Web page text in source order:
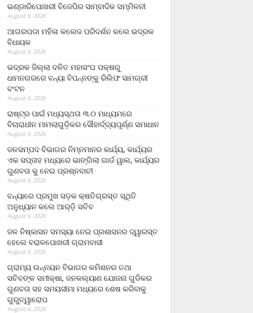
ଭଣ୍ଡାରିପୋଖରୀ ବିଜେପିର ସାମ୍ବାଦିକ ସମ୍ମିଳନୀ
August 6, 2026
ଆଗରପଡା ମହିଳା କଲେଜ ପରିଦର୍ଶନ କଲେ ଭଦ୍ରକ
ବିଧାୟକ
August 6, 2026
ଭଦ୍ରକ ଜିଲ୍ଲା ଦଳିତ ମହାସଂଘ ପକ୍ଷରୁ
ଧାମନଗରରେ ବନ୍ୟା ବିପନ୍ନଙ୍କୁ ରିଲିଫ ସାମଗ୍ରୀ
ବଂଟନ
August 6, 2026
ରାଷ୍ଟ୍ର ପାଇଁ ମଧ୍ୟସ୍ଥତା ୩.୦ ମାଧ୍ୟମରେ
ବିଚାରାଧୀନ ମାମଲାଗୁଡ଼ିକର ସୌହାର୍ଦ୍ଦ୍ୟପୂର୍ଣ୍ଣ ସମାଧାନ
August 6, 2026
ଜଳସମ୍ପଦ ବିଭାଗର ନିମ୍ନମାନର କାର୍ଯ୍ୟ, କାର୍ଯ୍ୟର
ଏକ ସପ୍ତାହ ମଧ୍ୟରେ ଭାଙ୍ଗିଲା ଗାର୍ଡ ୱାଲ, କାର୍ଯ୍ୟର
ଗୁଣବତା କୁ ନେଇ ପ୍ରଶ୍ନବାଚୀ
August 6, 2026
ବନ୍ୟାରେ ପ୍ରମୁଖ ସଡ଼କ କ୍ଷତିଗ୍ରସ୍ତ ସ୍ଥିତି
ଅନୁଧ୍ୟାନ କଲେ ଆର୍‌ଡ଼ି ସଚିବ
August 6, 2026
ଜଳ ନିଷ୍କାସନ ସମସ୍ୟା ନେଇ ପ୍ରଶାସନର ଦ୍ୱାରସ୍ତ
ହେଲେ ବରାଳପୋଖରୀ ଗ୍ରାମବାସୀ
August 6, 2026
ଗ୍ରାମ୍ୟ ଉନ୍ନୟନ ବିଭାଗର କମିଶନର ତଥା
ସଚିବଙ୍କ ସମୀକ୍ଷା, ଜନକଲ୍ୟାଣ ଯୋଜନା ଗୁଡିକର
ଗୁଣବତା ସହ ସମୟସୀମା ମଧ୍ୟରେ ଶେଷ କରିବାକୁ
ଗୁରୁତ୍ୱାରୋପ
August 6, 2026